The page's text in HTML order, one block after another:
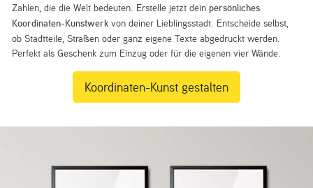
Zahlen, die die Welt bedeuten. Erstelle jetzt dein persönliches
Koordinaten-Kunstwerk von deiner Lieblingsstadt. Entscheide selbst,
ob Stadtteile, Straßen oder ganz eigene Texte abgedruckt werden.
Perfekt als Geschenk zum Einzug oder für die eigenen vier Wände.
Koordinaten-Kunst gestalten